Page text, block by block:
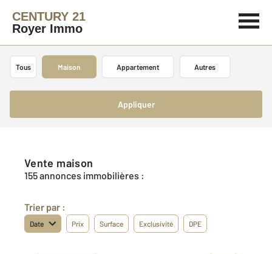
CENTURY 21
Royer Immo
Tous Maison Appartement Autres
Appliquer
Vente maison
155 annonces immobilières :
Trier par :
Date Prix Surface Exclusivité DPE